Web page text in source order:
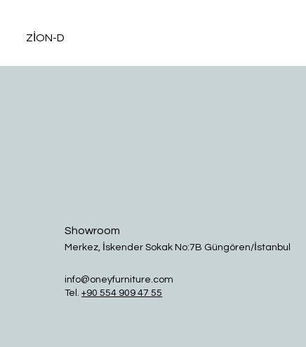
ZİON-D
Showroom
Merkez, İskender Sokak No:7B Güngören/İstanbul
info@oneyfurniture.com
Tel.+90 554 909 47 55